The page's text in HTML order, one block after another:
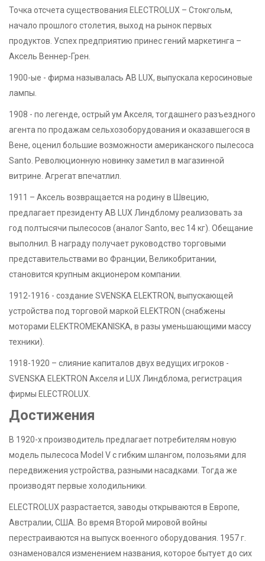
Точка отсчета существования ELECTROLUX – Стокгольм,
начало прошлого столетия, выход на рынок первых
продуктов. Успех предприятию принес гений маркетинга –
Аксель Веннер-Грен.
1900-ые - фирма называлась AB LUX, выпускала керосиновые
лампы.
1908 - по легенде, острый ум Акселя, тогдашнего разъездного
агента по продажам сельхозоборудования и оказавшегося в
Вене, оценил большие возможности американского пылесоса
Santo. Революционную новинку заметил в магазинной
витрине. Агрегат впечатлил.
1911 – Аксель возвращается на родину в Швецию,
предлагает президенту AB LUX Линдблому реализовать за
год полтысячи пылесосов (аналог Santo, вес 14 кг). Обещание
выполнил. В награду получает руководство торговыми
представительствами во Франции, Великобритании,
становится крупным акционером компании.
1912-1916 - создание SVENSKA ELEKTRON, выпускающей
устройства под торговой маркой ELEKTRON (снабжены
моторами ELEKTROMEKANISKA, в разы уменьшающими массу
техники).
1918-1920 – слияние капиталов двух ведущих игроков -
SVENSKA ELEKTRON Акселя и LUX Линдблома, регистрация
фирмы ELECTROLUX.
Достижения
В 1920-х производитель предлагает потребителям новую
модель пылесоса Model V с гибким шлангом, полозьями для
передвижения устройства, разными насадками. Тогда же
производят первые холодильники.
ELECTROLUX разрастается, заводы открываются в Европе,
Австралии, США. Во время Второй мировой войны
перестраиваются на выпуск военного оборудования. 1957 г.
ознаменовался изменением названия, которое бытует до сих